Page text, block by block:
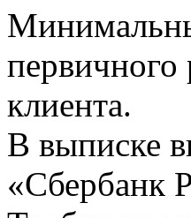
первичного
клиента.
В выписке
«Сбербанк